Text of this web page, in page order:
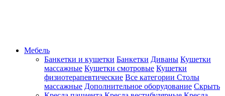
Мебель
Банкетки и кушетки Банкетки Диваны Кушетки
массажные Кушетки смотровые Кушетки
физиотерапевтические Все категории Столы
массажные Дополнительное оборудование Скрыть